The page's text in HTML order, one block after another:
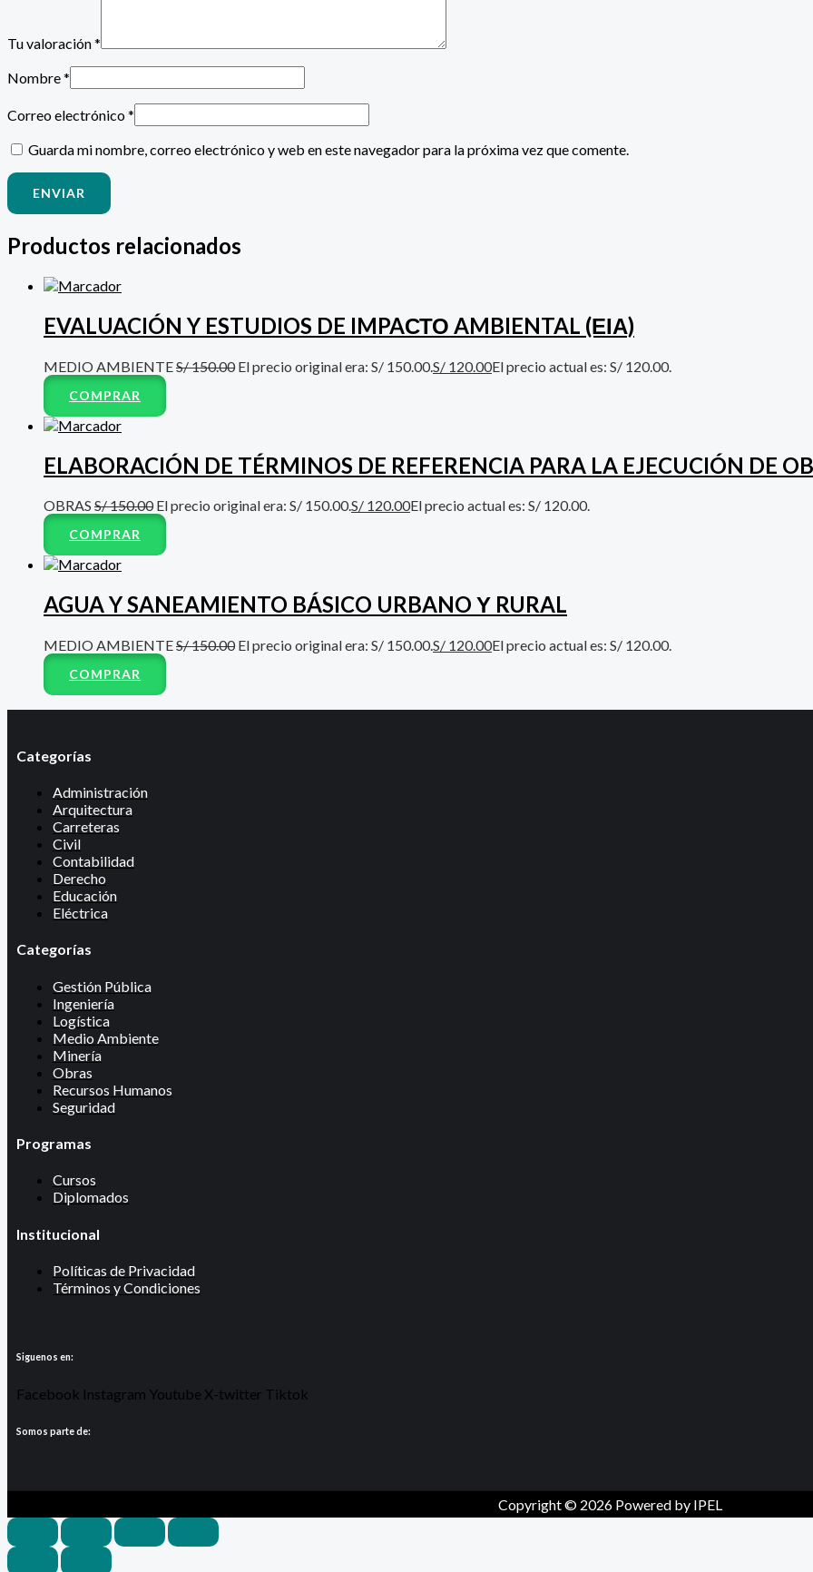
Tu valoración*
Nombre*
Correo electrónico*
Guarda mi nombre, correo electrónico y web en este navegador para la próxima vez que comente.
Productos relacionados
EVALUACIÓN Y ESTUDIOS DE IMPAСТО AMBIENTAL (ΕΙΑ)
MEDIO AMBIENTES/150.00 El precio original era: S/ 150.00.S/ 120.00El precio actual es: S/ 120.00.
COMPRAR
ELABORACIÓN DE TÉRMINOS DE REFERENCIA PARA LA EJECUCIÓN DE
OBRAS S/150.00 El precio original era: S/ 150.00.S/ 120.00El precio actual es: S/ 120.00.
COMPRAR
AGUA Y SANEAMIENTO BÁSICO URBANO Υ RURAL
MEDIO AMBIENTES/150.00 El precio original era: S/ 150.00.S/ 120.00El precio actual es: S/ 120.00.
COMPRAR
Categorías
Administración
Arquitectura
Carreteras
Civil
Contabilidad
Derecho
Educación
Eléctrica
Categorías
Gestión Pública
Ingeniería
Logística
Medio Ambiente
Minería
Obras
Recursos Humanos
Seguridad
Programas
Cursos
Diplomados
Institucional
Políticas de Privacidad
Términos y Condiciones
Siguenos en:
Facebook Instagram Youtube X-twitter Tiktok
Somos parte de:
Copyright © 2026 Powered by IPEL